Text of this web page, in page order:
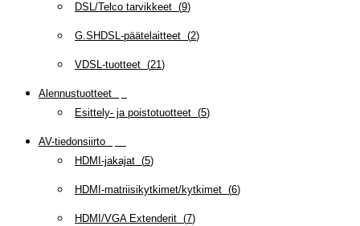
DSL/Telco tarvikkeet (9)
G.SHDSL-päätelaitteet (2)
VDSL-tuotteet (21)
Alennustuotteet
Esittely- ja poistotuotteet (5)
AV-tiedonsiirto
HDMI-jakajat (5)
HDMI-matriisikytkimet/kytkimet (6)
HDMI/VGA Extenderit (7)